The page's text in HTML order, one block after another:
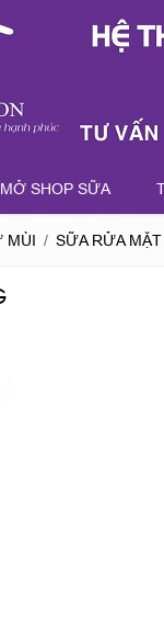
SHOP SỮA
MÙI SỮA RỬA